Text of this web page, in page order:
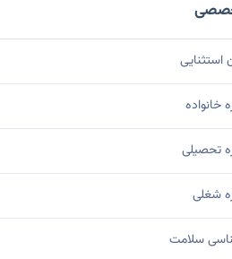
استثنایی
خانواده
تحصیلی
شغلی
سلامت